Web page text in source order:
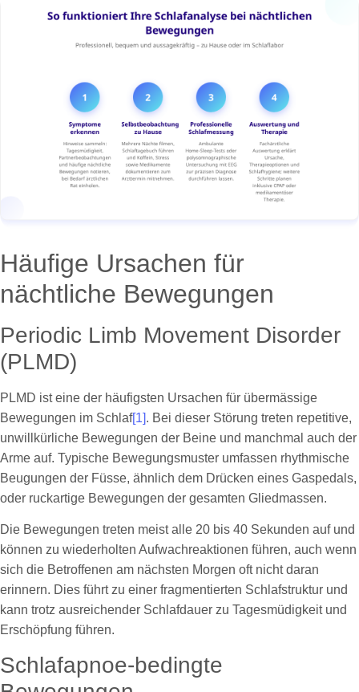
Häufige Ursachen für
nächtliche Bewegungen
Periodic Limb Movement Disorder
(PLMD)
PLMD ist eine der häufigsten Ursachen für übermässige
Bewegungen im Schlaf[1]. Bei dieser Störung treten repetitive,
unwillkürliche Bewegungen der Beine und manchmal auch der
Arme auf. Typische Bewegungsmuster umfassen rhythmische
Beugungen der Füsse, ähnlich dem Drücken eines Gaspedals,
oder ruckartige Bewegungen der gesamten Gliedmassen.
Die Bewegungen treten meist alle 20 bis 40 Sekunden auf und
können zu wiederholten Aufwachreaktionen führen, auch wenn
sich die Betroffenen am nächsten Morgen oft nicht daran
erinnern. Dies führt zu einer fragmentierten Schlafstruktur und
kann trotz ausreichender Schlafdauer zu Tagesmüdigkeit und
Erschöpfung führen.
Schlafapnoe-bedingte